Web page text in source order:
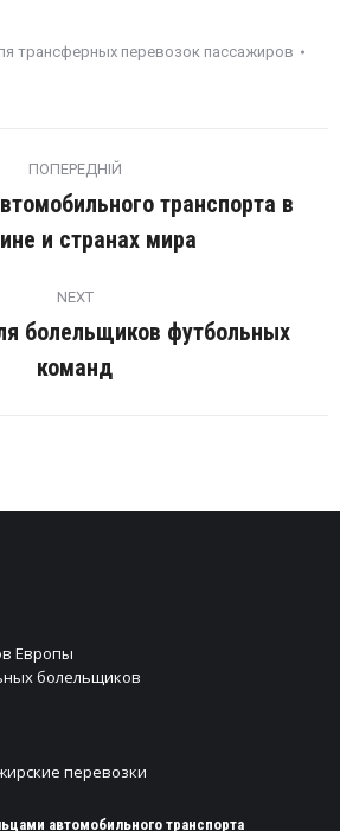
трансферных перевозок пассажиров
ПОПЕРЕДНІЙ
Попередній
пост:
транспорта в
и странах мира
NEXT
Next
post:
болельщиков футбольных
команд
Европы
болельщиков
перевозки
автомобильного транспорта